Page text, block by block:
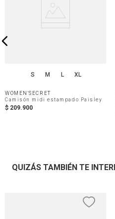
S M L XL
WOMEN'SECRET
Camisón midi estampado Paisley
$ 209.900
QUIZÁS TAMBIÉN TE